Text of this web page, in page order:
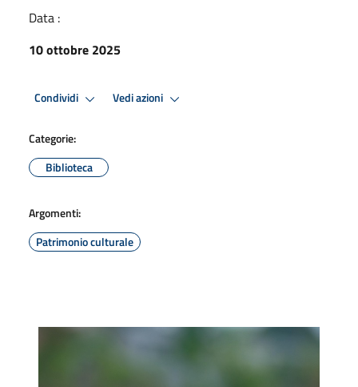
Data :
10 ottobre 2025
Condividi Vedi azioni
Categorie:
Biblioteca
Argomenti:
Patrimonio culturale